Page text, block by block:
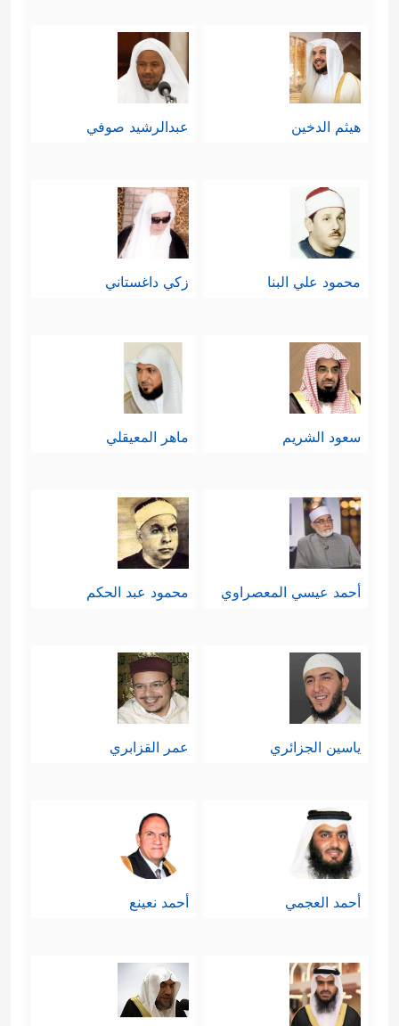
هيثم الدخين عبدالرشيد صوفي
محمود علي البنا زكي داغستاني
سعود الشريم ماهر المعيقلي
أحمد عيسي المعصراوي محمود عبد الحكم
ياسين الجزائري عمر القزابري
أحمد العجمي أحمد نعينع